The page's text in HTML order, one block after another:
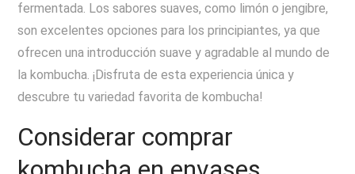
fermentada. Los sabores suaves, como limón o jengibre,
son excelentes opciones para los principiantes, ya que
ofrecen una introducción suave y agradable al mundo de
la kombucha. ¡Disfruta de esta experiencia única y
descubre tu variedad favorita de kombucha!
Considerar comprar